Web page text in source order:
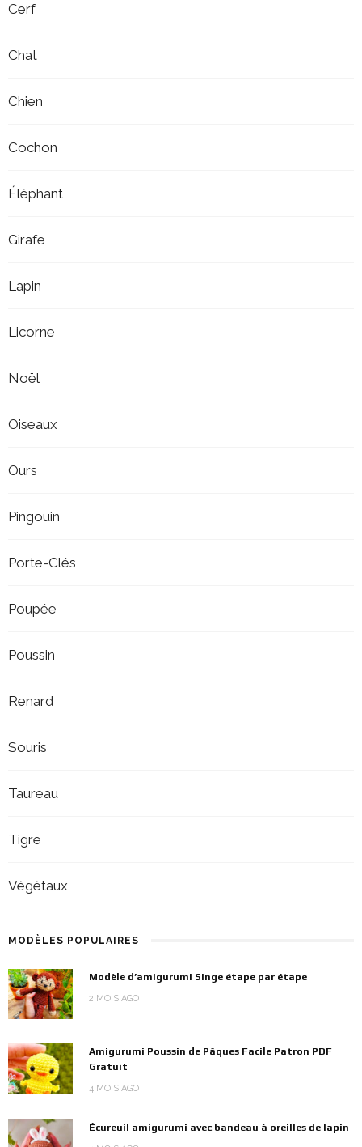
Cerf
Chat
Chien
Cochon
Éléphant
Girafe
Lapin
Licorne
Noël
Oiseaux
Ours
Pingouin
Porte-Clés
Poupée
Poussin
Renard
Souris
Taureau
Tigre
Végétaux
MODÈLES POPULAIRES
Modèle d’amigurumi Singe étape par étape
2 MOIS AGO
Amigurumi Poussin de Pâques Facile Patron PDF
Gratuit
4 MOIS AGO
Écureuil amigurumi avec bandeau à oreilles de lapin